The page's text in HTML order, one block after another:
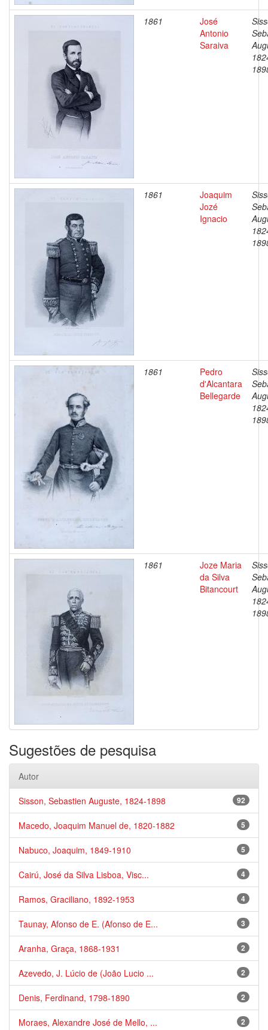
1861
José
Antonio
Saraiva
1861
Joaquim
Jozé
Ignacio
1861
Pedro
d'Alcantara
Bellegarde
1861
Joze Maria
da Silva
Bitancourt
Sugestões de pesquisa
Autor
92
Sisson, Sebastien Auguste, 1824-1898
5
Macedo, Joaquim Manuel de, 1820-1882
5
Nabuco, Joaquim, 1849-1910
4
Cairú, José da Silva Lisboa, Visc...
4
Ramos, Graciliano, 1892-1953
3
Taunay, Afonso de E. (Afonso de E...
2
Aranha, Graça, 1868-1931
2
Azevedo, J. Lúcio de (João Lucio ...
2
Denis, Ferdinand, 1798-1890
2
Moraes, Alexandre José de Mello, ...